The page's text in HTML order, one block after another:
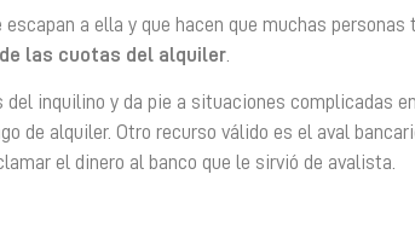
a ella y que hacen que muchas personas
las cuotas del alquiler
inquilino y da pie a situaciones complicadas
de alquiler. Otro recurso válido es el aval
el dinero al banco que le sirvió de avalista.